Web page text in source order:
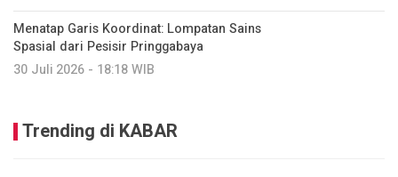
Menatap Garis Koordinat: Lompatan Sains
Spasial dari Pesisir Pringgabaya
30 Juli 2026 - 18:18 WIB
Trending di KABAR